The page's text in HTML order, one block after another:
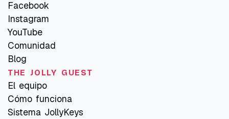
Facebook
Instagram
YouTube
Comunidad
Blog
THE JOLLY GUEST
El equipo
Cómo funciona
Sistema JollyKeys